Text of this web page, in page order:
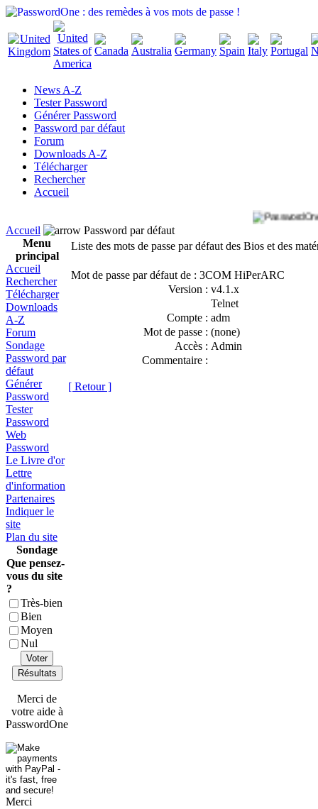
News A-Z
Tester Password
Générer Password
Password par défaut
Forum
Downloads A-Z
Télécharger
Rechercher
Accueil
Accueil
Password par défaut
Menu
principal
Accueil
Rechercher
Télécharger
Downloads
A-Z
Forum
Sondage
Password par
défaut
Générer
Password
Tester
Password
Web
Password
Le Livre d'or
Lettre
d'information
Partenaires
Indiquer le
site
Plan du site
Sondage
Que pensez-
vous du site
?
Très-bien
Bien
Moyen
Nul
Voter
Résultats
Merci de
votre aide à
PasswordOne
Merci
Liste des mots de passe par défaut des Bios et des
Mot de passe par défaut de : 3COM HiPerARC
Version : v4.1.x
Telnet
Compte : adm
Mot de passe : (none)
Accès : Admin
Commentaire :
[ Retour ]